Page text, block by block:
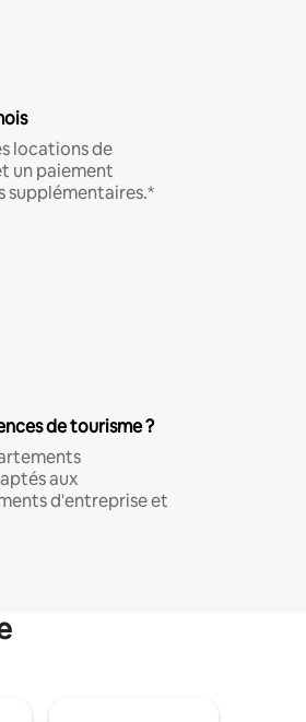
locations de
un paiement
supplémentaires.*
de tourisme ?
aux
d'entreprise et